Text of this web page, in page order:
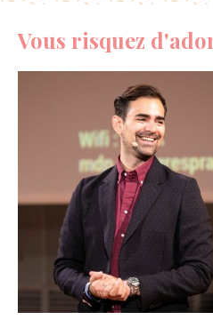
Vous risquez